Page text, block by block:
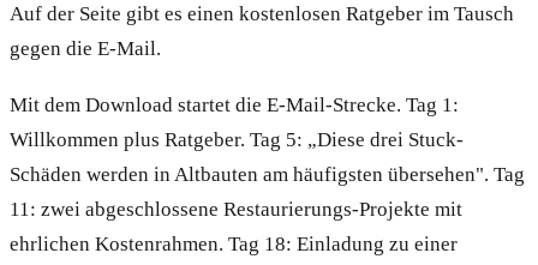
Auf der Seite gibt es einen kostenlosen Ratgeber im Tausch
gegen die E-Mail.
Mit dem Download startet die E-Mail-Strecke. Tag 1:
Willkommen plus Ratgeber. Tag 5: „Diese drei Stuck-
Schäden werden in Altbauten am häufigsten übersehen". Tag
11: zwei abgeschlossene Restaurierungs-Projekte mit
ehrlichen Kostenrahmen. Tag 18: Einladung zu einer